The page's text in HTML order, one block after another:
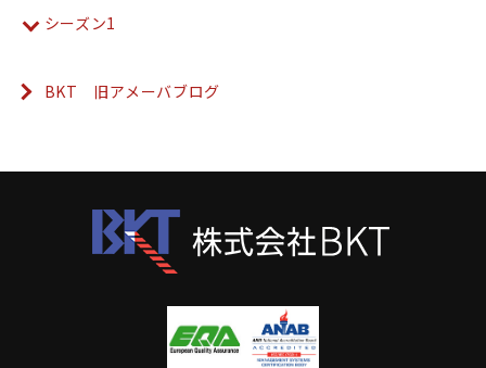
シーズン1
BKT 旧アメーバブログ